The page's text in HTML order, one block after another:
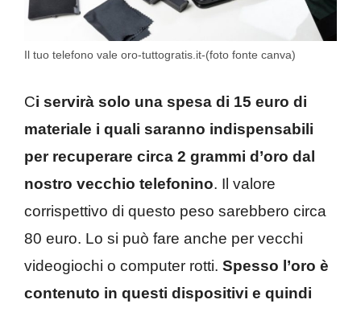
Il tuo telefono vale oro-tuttogratis.it-(foto fonte canva)
Ci servirà solo una spesa di 15 euro di
materiale i quali saranno indispensabili
per recuperare circa 2 grammi d’oro dal
nostro vecchio telefonino. Il valore
corrispettivo di questo peso sarebbero circa
80 euro. Lo si può fare anche per vecchi
videogiochi o computer rotti. Spesso l’oro è
contenuto in questi dispositivi e quindi